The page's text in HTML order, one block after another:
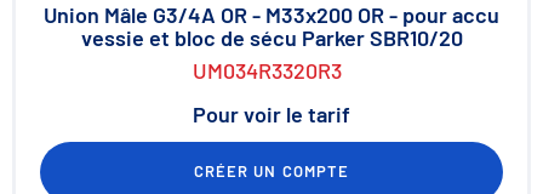
Union Mâle G3/4A OR - M33x200 OR - pour accu
vessie et bloc de sécu Parker SBR10/20
UM034R3320R3
Pour voir le tarif
CRÉER UN COMPTE